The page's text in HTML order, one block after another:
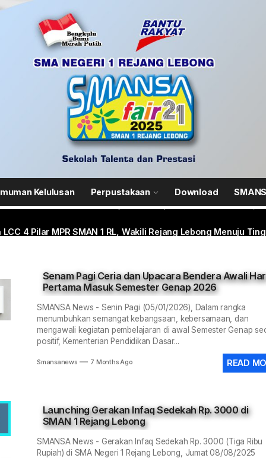
Kelulusan Perpustakaan Download
SMANSA Pramabansa Juara Umum di Mahoni Championship
1 Rejang Lebong Masuk Top 100 Nasional SIMT
SMANSA Sistem Manajemen Arsip dan Informasi Surat,
1 Rejang Lebong Masuk Top 100 Nasional SIMT
0409/Rejang Lebong Renovasi Lapangan Basket SMAN 1
SMANSA Sistem Manajemen Arsip dan Informasi Surat,
LCC 4 Pilar MPR SMAN 1 RL, Wakili Rejang Lebong Menuju
Senam Pagi Ceria dan Upacara Bendera Awali
Pertama Masuk Semester Genap 2026
SMANSA News - Senin Pagi (05/01/2026), Dalam rangka
menumbuhkan semangat kebangsaan, kebersamaan, dan
mengawali kegiatan pembelajaran di awal Semester Genap
positif, Kementerian Pendidikan Dasar...
Smansanews 7 Months Ago READ
Launching Gerakan Infaq Sedekah Rp. 3000 di
SMAN 1 Rejang Lebong
SMANSA News - Gerakan Infaq Sedekah Rp. 3000 (Tiga Ribu
Rupiah) di SMA Negeri 1 Rejang Lebong, Jumat 08/08/2025